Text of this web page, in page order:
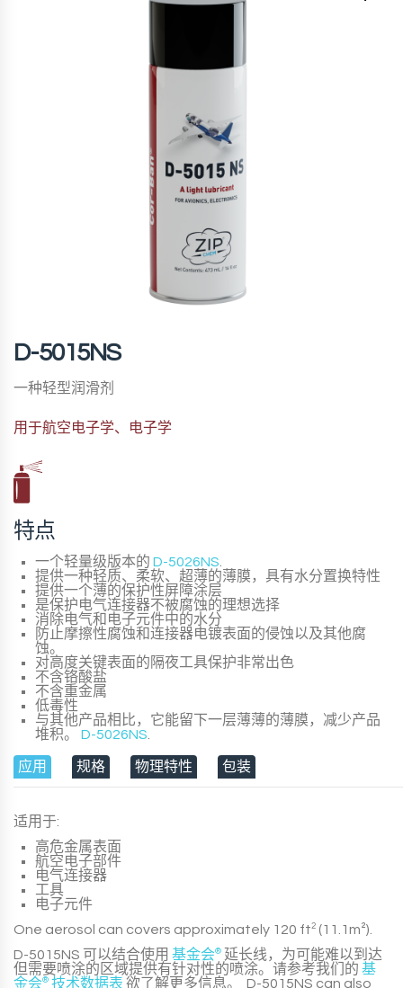
D-5015NS
一种轻型润滑剂
用于航空电子学、电子学
特点
一个轻量级版本的 D-5026NS
提供一种轻质、柔软、超薄的薄膜，具有水分置换特性
提供一个薄的保护性屏障涂层
是保护电气连接器不被腐蚀的理想选择
消除电气和电子元件中的水分
防止摩擦性腐蚀和连接器电镀表面的侵蚀以及其他腐
蚀。
对高度关键表面的隔夜工具保护非常出色
不含铬酸盐
不含重金属
低毒性
与其他产品相比，它能留下一层薄薄的薄膜，减少产品
堆积。 D-5026NS
应用 规格 物理特性 包装
适用于:
高危金属表面
航空电子部件
电气连接器
工具
电子元件
One aerosol can covers approximately 120 ft2 (11.1m²)
D-5015NS 可以结合使用 基金会® 延长线，为可能难以到达
但需要喷涂的区域提供有针对性的喷涂。请参考我们的 基
金会® 技术数据表 欲了解更多信息。 D-5015NS can also